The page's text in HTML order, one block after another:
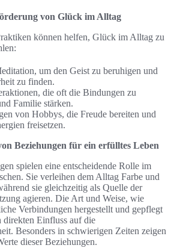
von Glück im Alltag
können helfen, Glück im Alltag zu
um den Geist zu beruhigen und
zu finden.
die oft die Bindungen zu
Familie stärken.
von Hobbys, die Freude bereiten und
freisetzen.
Beziehungen für ein erfülltes Leben
spielen eine entscheidende Rolle im
Sie verleihen dem Alltag Farbe und
sie gleichzeitig als Quelle der
agieren. Die Art und Weise, wie
Verbindungen hergestellt und gepflegt
direkten Einfluss auf die
Besonders in schwierigen Zeiten zeigen
dieser Beziehungen.